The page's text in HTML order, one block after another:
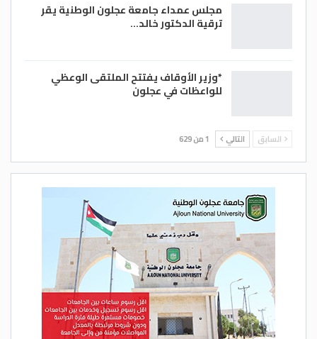
مجلس عمداء جامعة عجلون الوطنية يقر
ترقية الدكتور خالد…
*وزير الأوقاف يفتتح الملتقى الوعظي
للواعظات في عجلون
السابق التالي 1 من 629